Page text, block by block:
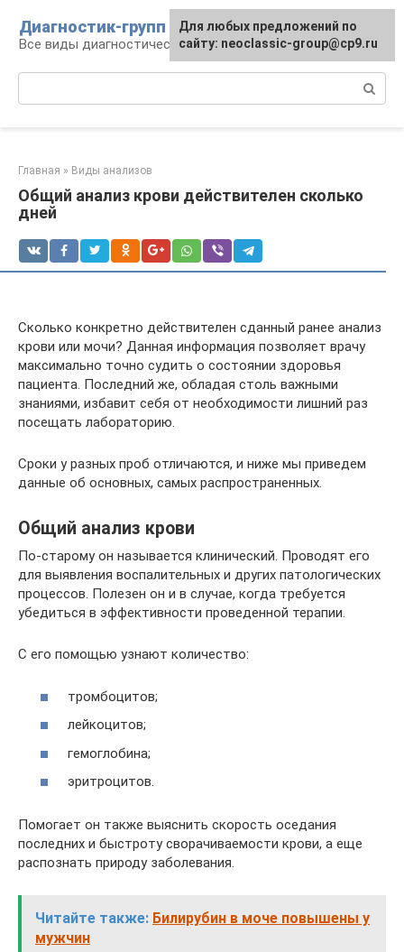
контенту
Диагностик-групп
Все виды диагностических манипуляций
Главная » Виды анализов
Общий анализ крови действителен сколько
дней
Сколько конкретно действителен сданный ранее анализ
крови или мочи? Данная информация позволяет врачу
максимально точно судить о состоянии здоровья
пациента. Последний же, обладая столь важными
знаниями, избавит себя от необходимости лишний раз
посещать лабораторию.
Сроки у разных проб отличаются, и ниже мы приведем
данные об основных, самых распространенных.
Общий анализ крови
По-старому он называется клинический. Проводят его
для выявления воспалительных и других патологических
процессов. Полезен он и в случае, когда требуется
убедиться в эффективности проведенной терапии.
С его помощью узнают количество:
тромбоцитов;
лейкоцитов;
гемоглобина;
эритроцитов.
Помогает он также выяснить скорость оседания
последних и быстроту сворачиваемости крови, а еще
распознать природу заболевания.
Читайте также: Билирубин в моче повышены у
мужчин
Для любых предложений по
сайту: neoclassic-group@cp9.ru